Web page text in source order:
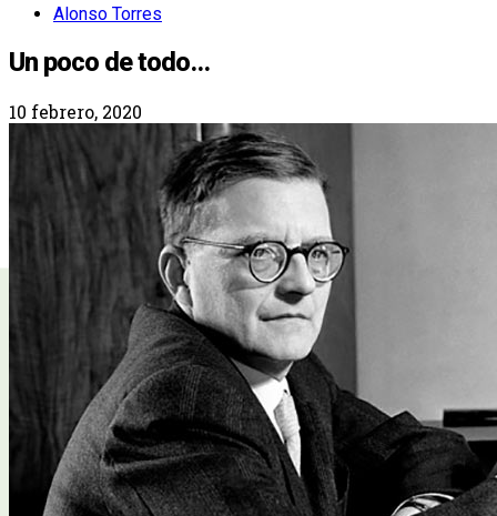
Alonso Torres
Un poco de todo…
10 febrero, 2020